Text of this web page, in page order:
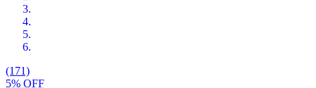
(171)
5% OFF